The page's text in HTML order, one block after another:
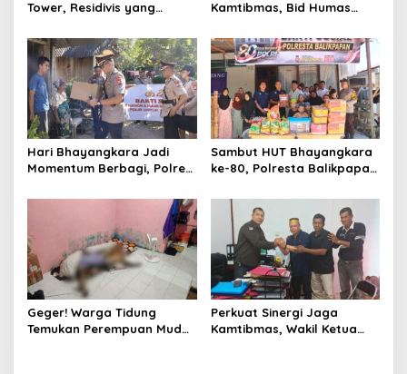
Tower, Residivis yang
Ditangkap Tim Gabungan di
Jeneponto
Kamtibmas, Bid Humas
Pemasangan Spanduk
serta Pembagian Stiker
Hari Bhayangkara Jadi
Momentum Berbagi, Polres
Membutuhkan
Sambut HUT Bhayangkara
ke-80, Polresta Balikpapan
Asuhan Jabal Rahmah
Geger! Warga Tidung
Temukan Perempuan Muda
Perkuat Sinergi Jaga
Kamtibmas, Wakil Ketua